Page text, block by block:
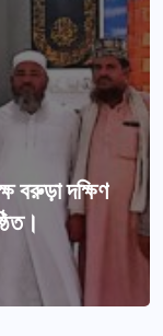
বরুড়া দক্ষিণ